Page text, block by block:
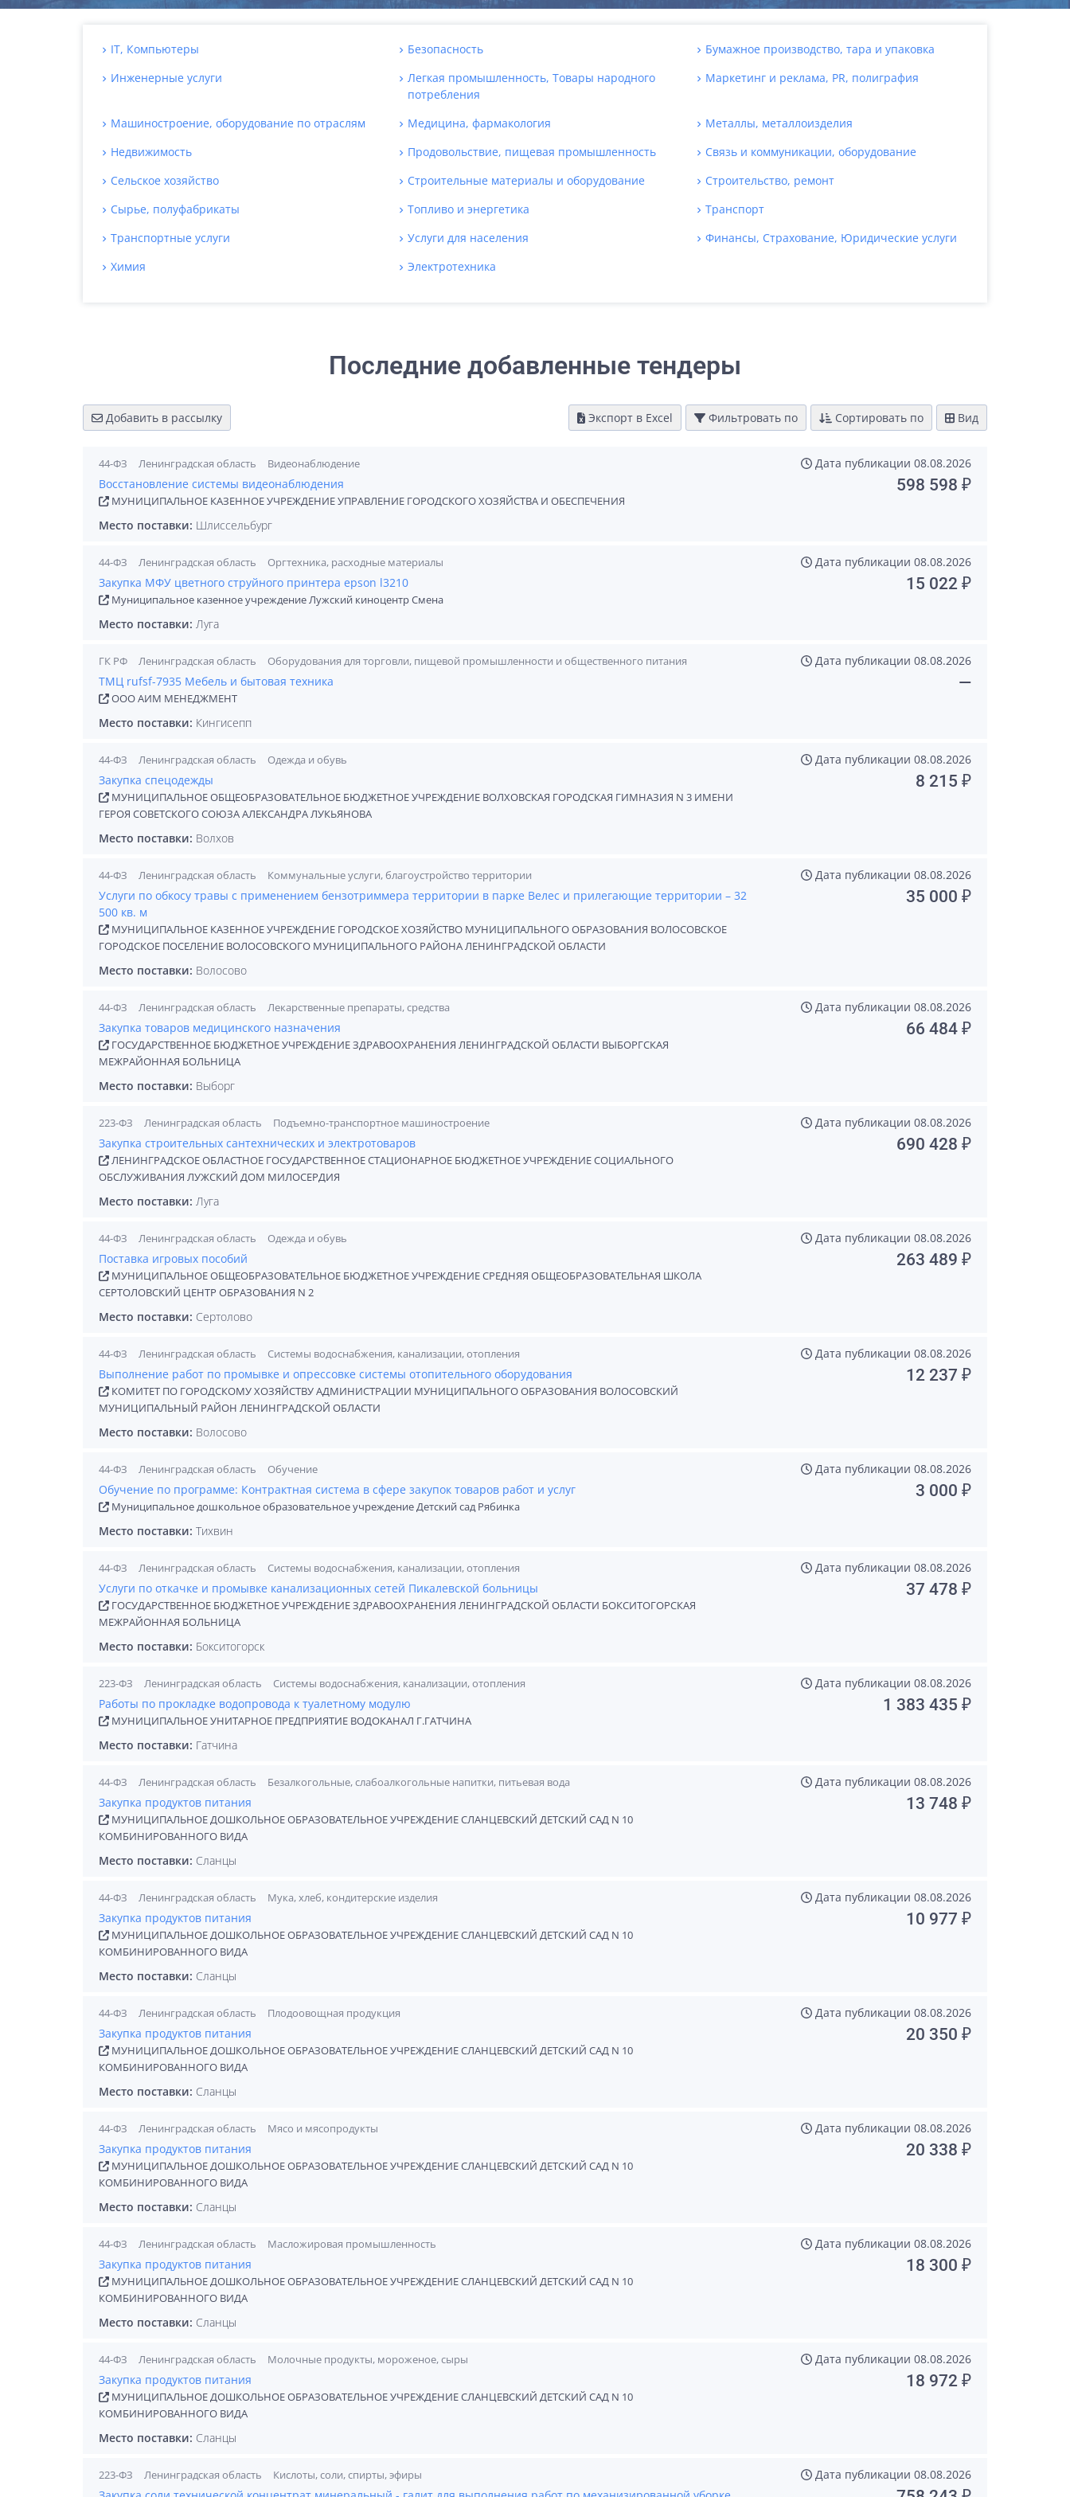
IT, Компьютеры Безопасность
Бумажное производство, тара и упаковка
Инженерные услуги
Легкая промышленность, Товары народного
потребления
Маркетинг и реклама, PR, полиграфия
Машиностроение, оборудование по отраслям Медицина, фармакология
Металлы, металлоизделия
Недвижимость
Продовольствие, пищевая промышленность
Связь и коммуникации, оборудование
Сельское хозяйство
Строительные материалы и оборудование
Строительство, ремонт
Сырье, полуфабрикаты
Топливо и энергетика
Транспорт
Транспортные услуги
Услуги для населения
Финансы, Страхование, Юридические услуги
Химия
Электротехника
Последние добавленные тендеры
Добавить в рассылку Экспорт в Excel Фильтровать по Сортировать по Вид
44-ФЗ Ленинградская область Видеонаблюдение Дата публикации 08.08.2026
Восстановление системы видеонаблюдения
МУНИЦИПАЛЬНОЕ КАЗЕННОЕ УЧРЕЖДЕНИЕ УПРАВЛЕНИЕ ГОРОДСКОГО ХОЗЯЙСТВА И ОБЕСПЕЧЕНИЯ
598 598 ₽
Место поставки: Шлиссельбург
44-ФЗ Ленинградская область Оргтехника, расходные материалы Дата публикации 08.08.2026
Закупка МФУ цветного струйного принтера epson l3210
Муниципальное казенное учреждение Лужский киноцентр Смена
15 022 ₽
Место поставки: Луга
ГК РФ Ленинградская область Оборудования для торговли, пищевой промышленности и общественного питания Дата публикации 08.08.2026
ТМЦ rufsf-7935 Мебель и бытовая техника
ООО АИМ МЕНЕДЖМЕНТ
—
Место поставки: Кингисепп
44-ФЗ Ленинградская область Одежда и обувь Дата публикации 08.08.2026
Закупка спецодежды
МУНИЦИПАЛЬНОЕ ОБЩЕОБРАЗОВАТЕЛЬНОЕ БЮДЖЕТНОЕ УЧРЕЖДЕНИЕ ВОЛХОВСКАЯ ГОРОДСКАЯ ГИМНАЗИЯ N 3 ИМЕНИ
ГЕРОЯ СОВЕТСКОГО СОЮЗА АЛЕКСАНДРА ЛУКЬЯНОВА
8 215 ₽
Место поставки: Волхов
44-ФЗ Ленинградская область Коммунальные услуги, благоустройство территории Дата публикации 08.08.2026
Услуги по обкосу травы с применением бензотриммера территории в парке Велес и прилегающие территории – 32
500 кв. м
МУНИЦИПАЛЬНОЕ КАЗЕННОЕ УЧРЕЖДЕНИЕ ГОРОДСКОЕ ХОЗЯЙСТВО МУНИЦИПАЛЬНОГО ОБРАЗОВАНИЯ ВОЛОСОВСКОЕ
ГОРОДСКОЕ ПОСЕЛЕНИЕ ВОЛОСОВСКОГО МУНИЦИПАЛЬНОГО РАЙОНА ЛЕНИНГРАДСКОЙ ОБЛАСТИ
35 000 ₽
Место поставки: Волосово
44-ФЗ Ленинградская область Лекарственные препараты, средства Дата публикации 08.08.2026
Закупка товаров медицинского назначения
ГОСУДАРСТВЕННОЕ БЮДЖЕТНОЕ УЧРЕЖДЕНИЕ ЗДРАВООХРАНЕНИЯ ЛЕНИНГРАДСКОЙ ОБЛАСТИ ВЫБОРГСКАЯ
МЕЖРАЙОННАЯ БОЛЬНИЦА
66 484 ₽
Место поставки: Выборг
223-ФЗ Ленинградская область Подъемно-транспортное машиностроение Дата публикации 08.08.2026
Закупка строительных сантехнических и электротоваров
ЛЕНИНГРАДСКОЕ ОБЛАСТНОЕ ГОСУДАРСТВЕННОЕ СТАЦИОНАРНОЕ БЮДЖЕТНОЕ УЧРЕЖДЕНИЕ СОЦИАЛЬНОГО
ОБСЛУЖИВАНИЯ ЛУЖСКИЙ ДОМ МИЛОСЕРДИЯ
690 428 ₽
Место поставки: Луга
44-ФЗ Ленинградская область Одежда и обувь Дата публикации 08.08.2026
Поставка игровых пособий
МУНИЦИПАЛЬНОЕ ОБЩЕОБРАЗОВАТЕЛЬНОЕ БЮДЖЕТНОЕ УЧРЕЖДЕНИЕ СРЕДНЯЯ ОБЩЕОБРАЗОВАТЕЛЬНАЯ ШКОЛА
СЕРТОЛОВСКИЙ ЦЕНТР ОБРАЗОВАНИЯ N 2
263 489 ₽
Место поставки: Сертолово
44-ФЗ Ленинградская область Системы водоснабжения, канализации, отопления Дата публикации 08.08.2026
Выполнение работ по промывке и опрессовке системы отопительного оборудования
КОМИТЕТ ПО ГОРОДСКОМУ ХОЗЯЙСТВУ АДМИНИСТРАЦИИ МУНИЦИПАЛЬНОГО ОБРАЗОВАНИЯ ВОЛОСОВСКИЙ
МУНИЦИПАЛЬНЫЙ РАЙОН ЛЕНИНГРАДСКОЙ ОБЛАСТИ
12 237 ₽
Место поставки: Волосово
44-ФЗ Ленинградская область Обучение Дата публикации 08.08.2026
Обучение по программе: Контрактная система в сфере закупок товаров работ и услуг
Муниципальное дошкольное образовательное учреждение Детский сад Рябинка
3 000 ₽
Место поставки: Тихвин
44-ФЗ Ленинградская область Системы водоснабжения, канализации, отопления Дата публикации 08.08.2026
Услуги по откачке и промывке канализационных сетей Пикалевской больницы
ГОСУДАРСТВЕННОЕ БЮДЖЕТНОЕ УЧРЕЖДЕНИЕ ЗДРАВООХРАНЕНИЯ ЛЕНИНГРАДСКОЙ ОБЛАСТИ БОКСИТОГОРСКАЯ
МЕЖРАЙОННАЯ БОЛЬНИЦА
37 478 ₽
Место поставки: Бокситогорск
223-ФЗ Ленинградская область Системы водоснабжения, канализации, отопления Дата публикации 08.08.2026
Работы по прокладке водопровода к туалетному модулю
МУНИЦИПАЛЬНОЕ УНИТАРНОЕ ПРЕДПРИЯТИЕ ВОДОКАНАЛ Г.ГАТЧИНА
1 383 435 ₽
Место поставки: Гатчина
44-ФЗ Ленинградская область Безалкогольные, слабоалкогольные напитки, питьевая вода Дата публикации 08.08.2026
Закупка продуктов питания
МУНИЦИПАЛЬНОЕ ДОШКОЛЬНОЕ ОБРАЗОВАТЕЛЬНОЕ УЧРЕЖДЕНИЕ СЛАНЦЕВСКИЙ ДЕТСКИЙ САД N 10
КОМБИНИРОВАННОГО ВИДА
13 748 ₽
Место поставки: Сланцы
44-ФЗ Ленинградская область Мука, хлеб, кондитерские изделия Дата публикации 08.08.2026
Закупка продуктов питания
МУНИЦИПАЛЬНОЕ ДОШКОЛЬНОЕ ОБРАЗОВАТЕЛЬНОЕ УЧРЕЖДЕНИЕ СЛАНЦЕВСКИЙ ДЕТСКИЙ САД N 10
КОМБИНИРОВАННОГО ВИДА
10 977 ₽
Место поставки: Сланцы
44-ФЗ Ленинградская область Плодоовощная продукция Дата публикации 08.08.2026
Закупка продуктов питания
МУНИЦИПАЛЬНОЕ ДОШКОЛЬНОЕ ОБРАЗОВАТЕЛЬНОЕ УЧРЕЖДЕНИЕ СЛАНЦЕВСКИЙ ДЕТСКИЙ САД N 10
КОМБИНИРОВАННОГО ВИДА
20 350 ₽
Место поставки: Сланцы
44-ФЗ Ленинградская область Мясо и мясопродукты Дата публикации 08.08.2026
Закупка продуктов питания
МУНИЦИПАЛЬНОЕ ДОШКОЛЬНОЕ ОБРАЗОВАТЕЛЬНОЕ УЧРЕЖДЕНИЕ СЛАНЦЕВСКИЙ ДЕТСКИЙ САД N 10
КОМБИНИРОВАННОГО ВИДА
20 338 ₽
Место поставки: Сланцы
44-ФЗ Ленинградская область Масложировая промышленность Дата публикации 08.08.2026
Закупка продуктов питания
МУНИЦИПАЛЬНОЕ ДОШКОЛЬНОЕ ОБРАЗОВАТЕЛЬНОЕ УЧРЕЖДЕНИЕ СЛАНЦЕВСКИЙ ДЕТСКИЙ САД N 10
КОМБИНИРОВАННОГО ВИДА
18 300 ₽
Место поставки: Сланцы
44-ФЗ Ленинградская область Молочные продукты, мороженое, сыры Дата публикации 08.08.2026
Закупка продуктов питания
МУНИЦИПАЛЬНОЕ ДОШКОЛЬНОЕ ОБРАЗОВАТЕЛЬНОЕ УЧРЕЖДЕНИЕ СЛАНЦЕВСКИЙ ДЕТСКИЙ САД N 10
КОМБИНИРОВАННОГО ВИДА
18 972 ₽
Место поставки: Сланцы
223-ФЗ Ленинградская область Кислоты, соли, спирты, эфиры Дата публикации 08.08.2026